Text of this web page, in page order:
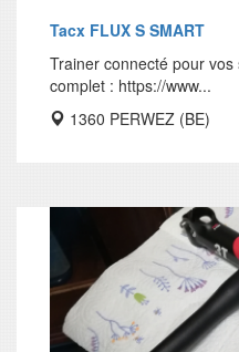
Tacx FLUX S SMART
Trainer connecté pour
complet : https://www...
1360 PERWEZ (BE)